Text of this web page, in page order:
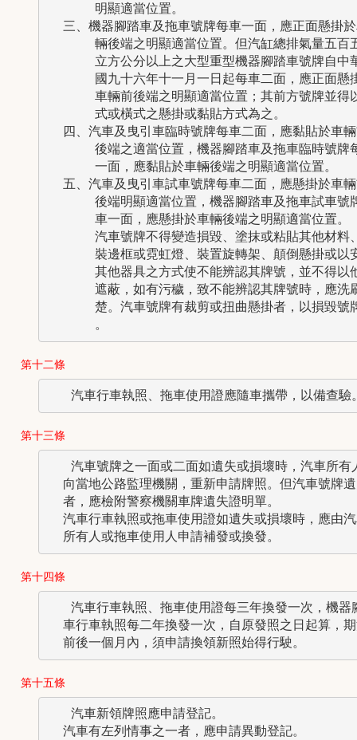
      明顯適當位置。
三、機器腳踏車及拖車號牌每車一面，應正面懸掛
輛後端之明顯適當位置。但汽缸總排氣量五百
立方公分以上之大型重型機器腳踏車號牌自中
國九十六年十一月一日起每車二面，應正面懸
車輛前後端之明顯適當位置；其前方號牌並得
      式或橫式之懸掛或黏貼方式為之。
四、汽車及曳引車臨時號牌每車二面，應黏貼於車
後端之適當位置，機器腳踏車及拖車臨時號牌
      一面，應黏貼於車輛後端之明顯適當位置。
五、汽車及曳引車試車號牌每車二面，應懸掛於車
後端明顯適當位置，機器腳踏車及拖車試車號
      車一面，應懸掛於車輛後端之明顯適當位置。
汽車號牌不得變造損毀、塗抹或粘貼其他材料
裝邊框或霓虹燈、裝置旋轉架、顛倒懸掛或以
其他器具之方式使不能辨認其牌號，並不得以
遮蔽，如有污穢，致不能辨認其牌號時，應洗
楚。汽車號牌有裁剪或扭曲懸掛者，以損毀號
第十二條
第十三條
汽車號牌之一面或二面如遺失或損壞時，汽車所有
向當地公路監理機關，重新申請牌照。但汽車號牌
  者，應檢附警察機關車牌遺失證明單。
汽車行車執照或拖車使用證如遺失或損壞時，應由
第十四條
汽車行車執照、拖車使用證每三年換發一次，機器
車行車執照每二年換發一次，自原發照之日起算，
第十五條
   汽車新領牌照應申請登記。
  汽車有左列情事之一者，應申請異動登記。